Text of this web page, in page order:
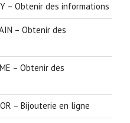
– Obtenir des informations
– Obtenir des
– Obtenir des
– Bijouterie en ligne